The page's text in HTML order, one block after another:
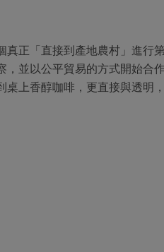
正「直接到產地農村」進行
並以公平貿易的方式開始合
上香醇咖啡，更直接與透明